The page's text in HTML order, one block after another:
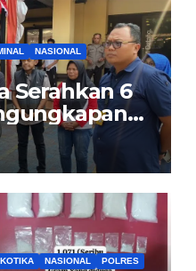
NASIONAL
Serahkan 6
Kepada
NASIONAL POLRES